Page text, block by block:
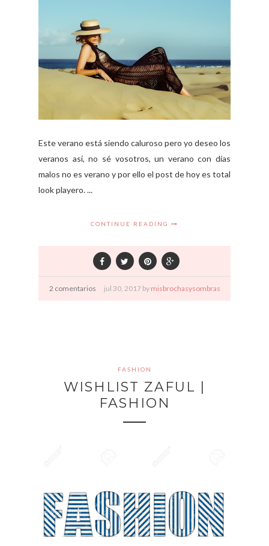
Este verano está siendo caluroso pero yo deseo los
veranos así, no sé vosotros, un verano con días
malos no es verano y por ello el post de hoy es total
look playero. ...
CONTINUE READING
2 comentarios jul 30, 2017 by misbrochasysombras
FASHION
WISHLIST ZAFUL |
FASHION